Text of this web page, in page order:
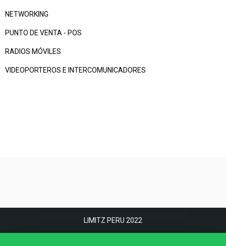
NETWORKING
PUNTO DE VENTA - POS
RADIOS MÓVILES
VIDEOPORTEROS E INTERCOMUNICADORES
LIMITZ PERU 2022